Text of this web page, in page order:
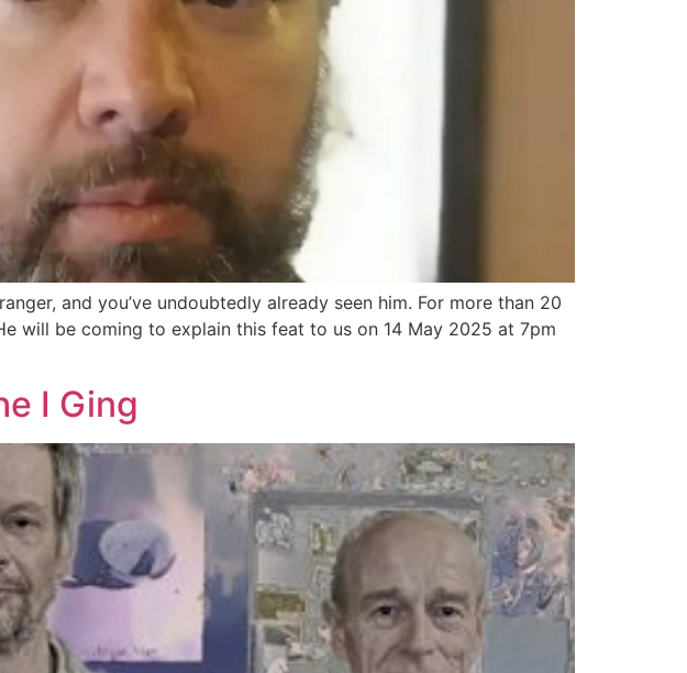
and you’ve undoubtedly already seen him. For more than 20
will be coming to explain this feat to us on 14 May 2025 at 7pm
I Ging